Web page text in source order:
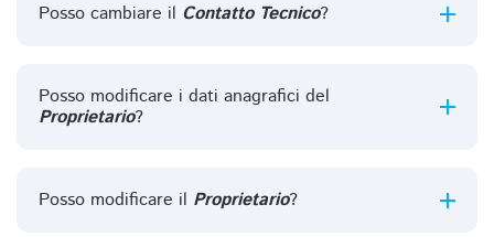
Posso cambiare il Contatto Tecnico?
Posso modificare i dati anagrafici del
Proprietario?
Posso modificare il Proprietario?